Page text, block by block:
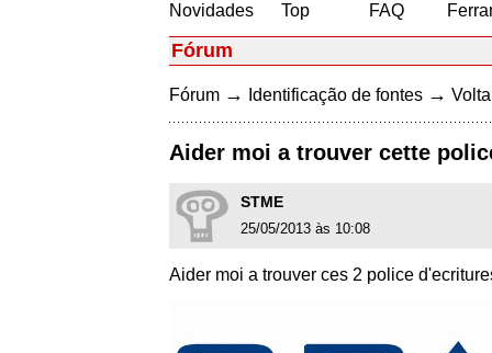
Novidades
Top
FAQ
Fórum
Fórum → Identificação de fontes →
Aider moi a trouver cette
STME
25/05/2013 às 10:08
Aider moi a trouver ces 2 police